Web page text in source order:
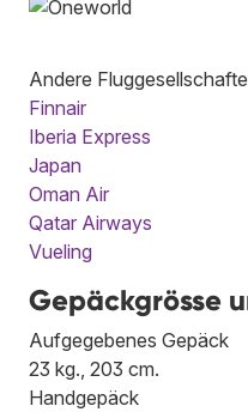
Andere
Finnair
Iberia Express
Japan
Oman Air
Qatar Airways
Vueling
Gepäckgrösse
Aufgegebenes Gepäck
23 kg., 203 cm.
Handgepäck